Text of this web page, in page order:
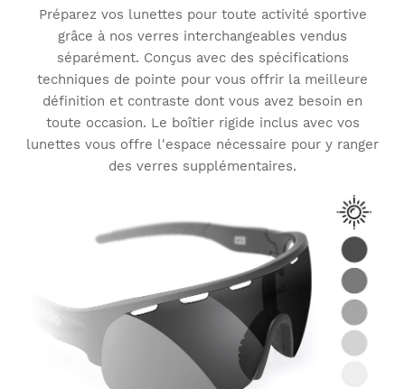
Préparez vos lunettes pour toute activité sportive
grâce à nos verres interchangeables vendus
séparément. Conçus avec des spécifications
techniques de pointe pour vous offrir la meilleure
définition et contraste dont vous avez besoin en
toute occasion. Le boîtier rigide inclus avec vos
lunettes vous offre l'espace nécessaire pour y ranger
des verres supplémentaires.